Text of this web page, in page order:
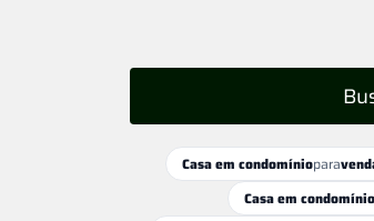
Casa em condomíniopara
Casa em condomínio